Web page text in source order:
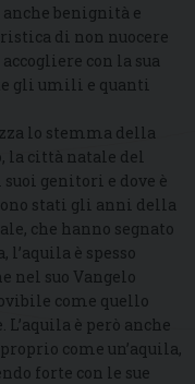
benignità e
di non nuocere
con la sua
gli umili e quanti
lo stemma della
la città natale del
genitori e dove è
stati gli anni della
che hanno segnato
è spesso
nel suo Vangelo
come quello
è però anche
come un’aquila,
forte con le sue